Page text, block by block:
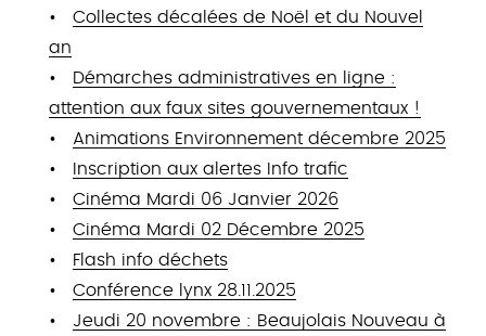
Collectes décalées de Noël et du Nouvel
an
Démarches administratives en ligne :
attention aux faux sites gouvernementaux !
Animations Environnement décembre 2025
Inscription aux alertes Info trafic
Cinéma Mardi 06 Janvier 2026
Cinéma Mardi 02 Décembre 2025
Flash info déchets
Conférence lynx 28.11.2025
Jeudi 20 novembre : Beaujolais Nouveau à